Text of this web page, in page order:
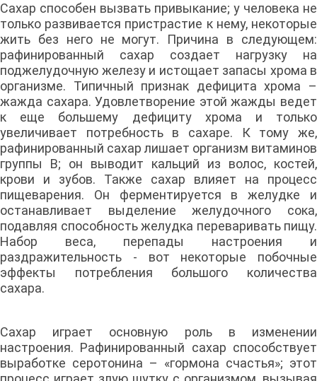
Сахар способен вызвать привыкание; у человека не
только развивается пристрастие к нему, некоторые
жить без него не могут. Причина в следующем:
рафинированный сахар создает нагрузку на
поджелудочную железу и истощает запасы хрома в
организме. Типичный признак дефицита хрома –
жажда сахара. Удовлетворение этой жажды ведет
к еще большему дефициту хрома и только
увеличивает потребность в сахаре. К тому же,
рафинированный сахар лишает организм витаминов
группы В; он выводит кальций из волос, костей,
крови и зубов. Также сахар влияет на процесс
пищеварения. Он ферментируется в желудке и
останавливает выделение желудочного сока,
подавляя способность желудка переваривать пищу.
Набор веса, перепады настроения и
раздражительность - вот некоторые побочные
эффекты потребления большого количества
сахара.
Сахар играет основную роль в изменении
настроения. Рафинированный сахар способствует
выработке серотонина – «гормона счастья»; этот